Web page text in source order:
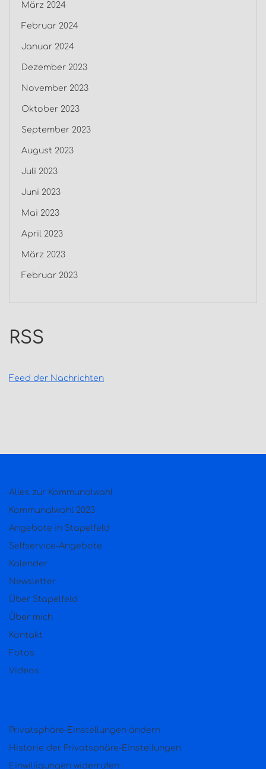
März 2024
Februar 2024
Januar 2024
Dezember 2023
November 2023
Oktober 2023
September 2023
August 2023
Juli 2023
Juni 2023
Mai 2023
April 2023
März 2023
Februar 2023
RSS
Feed der Nachrichten
Alles zur Kommunalwahl
Kommunalwahl 2023
Angebote in Stapelfeld
Selfservice-Angebote
Kalender
Newsletter
Über Stapelfeld
Über mich
Kontakt
Fotos
Videos
Privatsphäre-Einstellungen ändern
Historie der Privatsphäre-Einstellungen
Einwilligungen widerrufen